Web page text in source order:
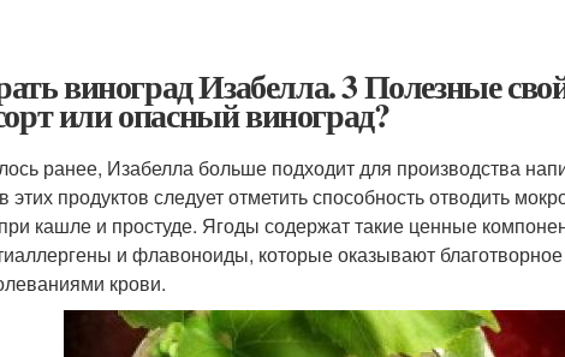
виноград Изабелла. 3 Полезные
или опасный виноград?
ранее, Изабелла больше подходит для производства
этих продуктов следует отметить способность отводить
кашле и простуде. Ягоды содержат такие ценные
и флавоноиды, которые оказывают
крови.